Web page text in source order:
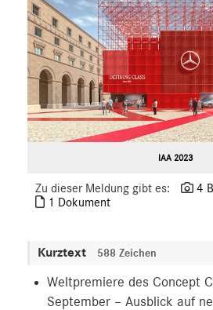
IAA 2023
Zu dieser Meldung gibt es:
4
1 Dokument
Kurztext 588 Zeichen
Weltpremiere des Concept
September – Ausblick auf